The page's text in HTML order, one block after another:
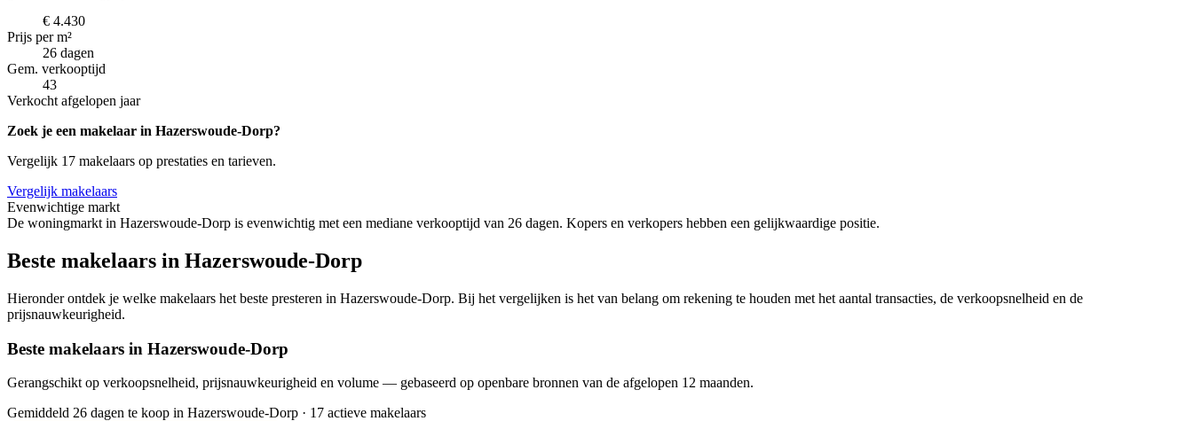
€ 4.430
Prijs per m²
26 dagen
Gem. verkooptijd
43
Verkocht afgelopen jaar
Zoek je een makelaar in Hazerswoude-Dorp?
Vergelijk 17 makelaars op prestaties en tarieven.
Vergelijk makelaars
Evenwichtige markt
De woningmarkt in Hazerswoude-Dorp is evenwichtig met een mediane verkooptijd van 26 dagen. Kopers en verkopers hebben een gelijkwaardige positie.
Beste makelaars in Hazerswoude-Dorp
Hieronder ontdek je welke makelaars het beste presteren in Hazerswoude-Dorp. Bij het vergelijken is het van belang om rekening te houden met het aantal transacties, de verkoopsnelheid en de
prijsnauwkeurigheid.
Beste makelaars in Hazerswoude-Dorp
Gerangschikt op verkoopsnelheid, prijsnauwkeurigheid en volume — gebaseerd op openbare bronnen van de afgelopen 12 maanden.
Gemiddeld 26 dagen te koop in Hazerswoude-Dorp · 17 actieve makelaars